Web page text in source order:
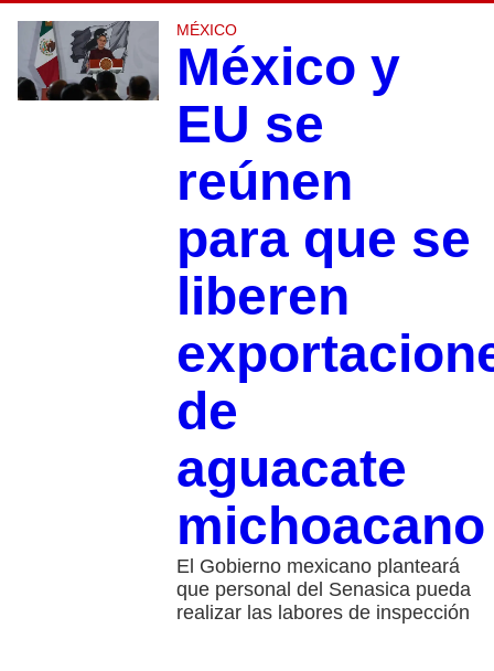
MÉXICO
México y
EU se
reúnen
para que se
liberen
de
aguacate
michoacano
El Gobierno mexicano planteará
que personal del Senasica pueda
realizar las labores de inspección